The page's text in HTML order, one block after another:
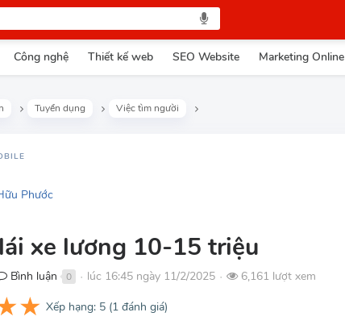
Công nghệ Thiết kế web SEO Website Marketing Online
Tuyển dụng Việc tìm người
Phước
xe lương 10-15 triệu
Bình luận 0 ● lúc 16:45 ngày 11/2/2025 ● 6,161 lượt xem
★ Xếp hạng: 5 (1 đánh giá)